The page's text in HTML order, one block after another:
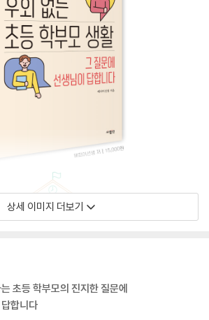
상세 이미지 더보기
초등 학부모의 진지한 질문에
합니다